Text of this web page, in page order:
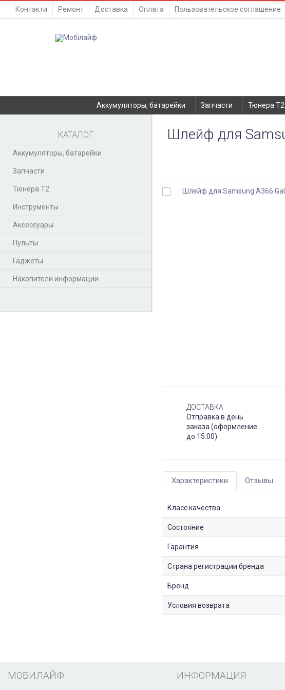
Контакти Ремонт Доставка Оплата Пользовательское соглашение
Аккумуляторы, батарейки Запчасти Тюнера T2
КАТАЛОГ
Аккумуляторы, батарейки
Запчасти
Тюнера T2
Инструменты
Аксессуары
Пульты
Гаджеты
Накопители информации
Шлейф для
ДОСТАВКА
Отправка в день
заказа (оформление
до 15:00)
Характеристики Отзывы
Класс качества
Состояние
Гарантия
Страна регистрации бренда
Бренд
Условия возврата
МОБИЛАЙФ ИНФОРМАЦИЯ